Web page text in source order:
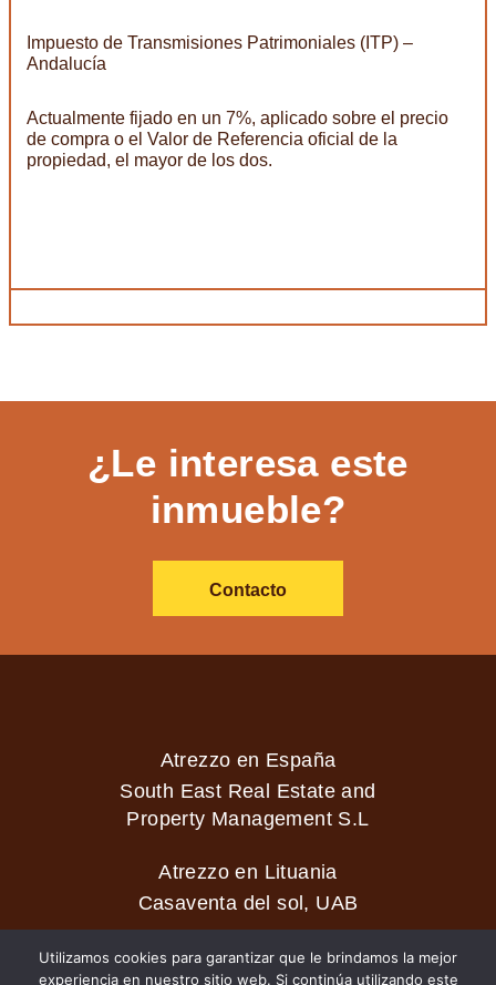
Impuesto de Transmisiones Patrimoniales (ITP) –
Andalucía
Actualmente fijado en un 7%, aplicado sobre el precio
de compra o el Valor de Referencia oficial de la
propiedad, el mayor de los dos.
¿Le interesa este
inmueble?
Contacto
Atrezzo en España
South East Real Estate and
Property Management S.L
Atrezzo en Lituania
Casaventa del sol, UAB
Utilizamos cookies para garantizar que le brindamos la mejor
experiencia en nuestro sitio web. Si continúa utilizando este